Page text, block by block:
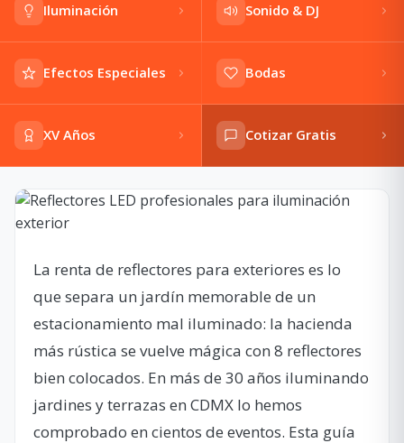
Iluminación Sonido & DJ
Efectos Especiales Bodas
XV Años Cotizar Gratis
La renta de reflectores para exteriores es lo
que separa un jardín memorable de un
estacionamiento mal iluminado: la hacienda
más rústica se vuelve mágica con 8 reflectores
bien colocados. En más de 30 años iluminando
jardines y terrazas en CDMX lo hemos
comprobado en cientos de eventos. Esta guía